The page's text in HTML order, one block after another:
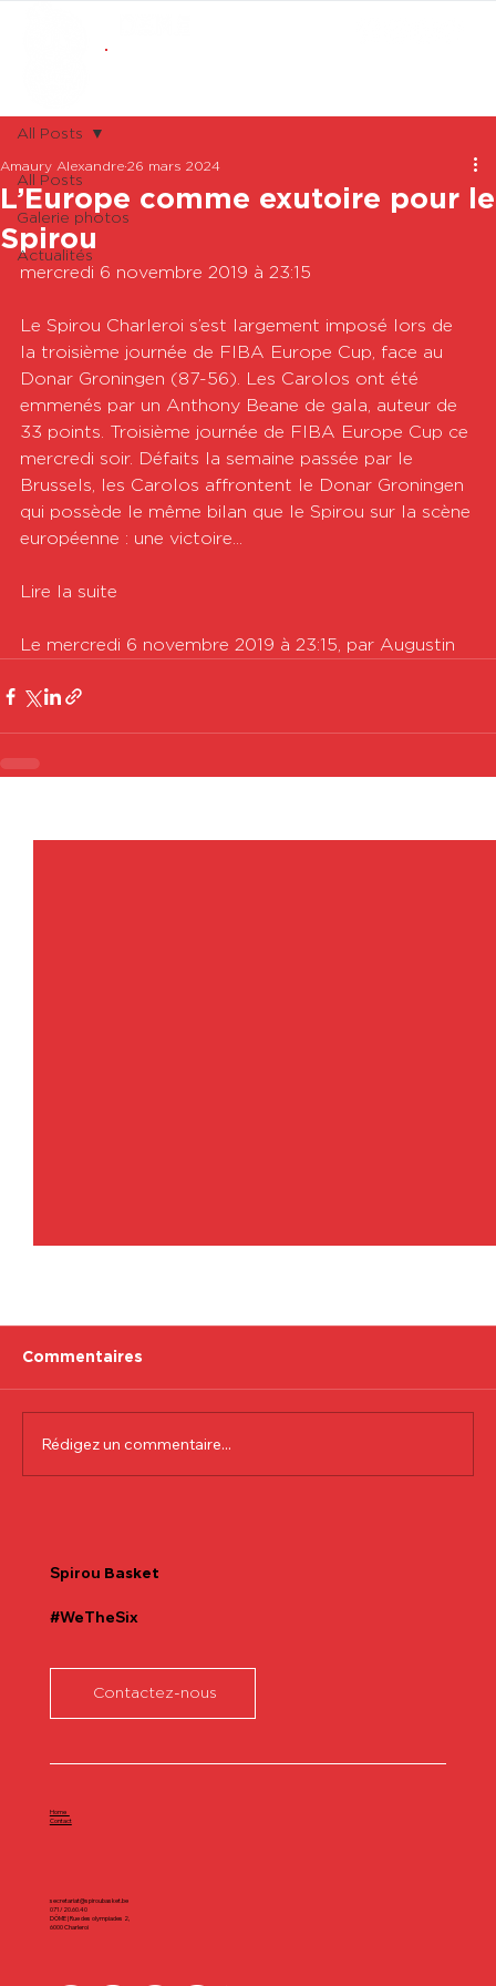
All Posts
Galerie photos
Actualités
All Posts
L’Europe comme exutoire pour le
Spirou
Amaury Alexandre 26 mars 2024
mercredi 6 novembre 2019 à 23:15
Le Spirou Charleroi s’est largement imposé lors de
la troisième journée de FIBA Europe Cup, face au
Donar Groningen (87-56). Les Carolos ont été
emmenés par un Anthony Beane de gala, auteur de
33 points. Troisième journée de FIBA Europe Cup ce
mercredi soir. Défaits la semaine passée par le
Brussels, les Carolos affrontent le Donar Groningen
qui possède le même bilan que le Spirou sur la scène
européenne : une victoire...
Lire la suite
Le mercredi 6 novembre 2019 à 23:15, par Augustin
Commentaires
Rédigez un commentaire...
Spirou Basket
#WeTheSix
Contactez-nous
secretariat@spiroubasket.be
071/20.60.40
DÔME | Rue des olympiades 2,
6000 Charleroi
Home
Contact